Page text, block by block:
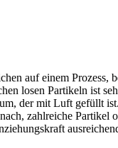
auf einem
losen Partikeln ist
der mit Luft gefüllt
zahlreiche